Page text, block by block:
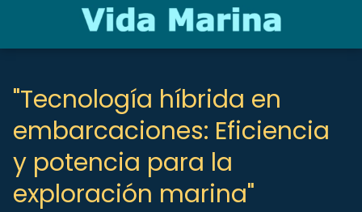
"Tecnología híbrida en
embarcaciones: Eficiencia
y potencia para la
exploración marina"